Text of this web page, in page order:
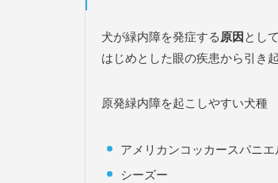
犬が緑内障を発症する 原因 とし
はじめとした眼の疾患から引き
原発緑内障を起こしやすい犬種
アメリカンコッカースパニエ
シーズー